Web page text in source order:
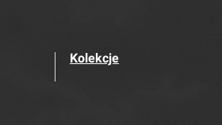
Kolekcje